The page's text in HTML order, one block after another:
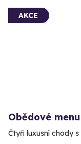
AKCE
Obědové
Čtyři luxusní chody